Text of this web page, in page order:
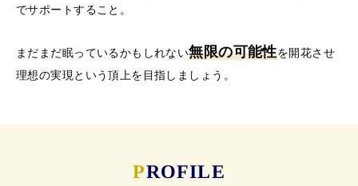
でサポートすること。
まだまだ眠っているかもしれない無限の可能性を開花させ
理想の実現という頂上を目指しましょう。
PROFILE